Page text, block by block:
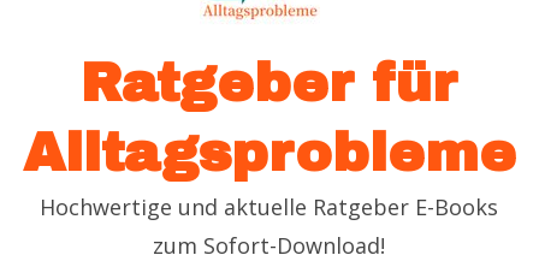
Ratgeber für
Alltagsprobleme
Hochwertige und aktuelle Ratgeber E-Books
zum Sofort-Download!